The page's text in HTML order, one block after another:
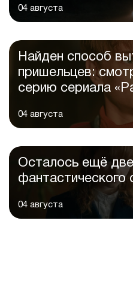
04 августа
Найден способ
пришельцев:
серию сериала
04 августа
Осталось ещё
фантастического
04 августа